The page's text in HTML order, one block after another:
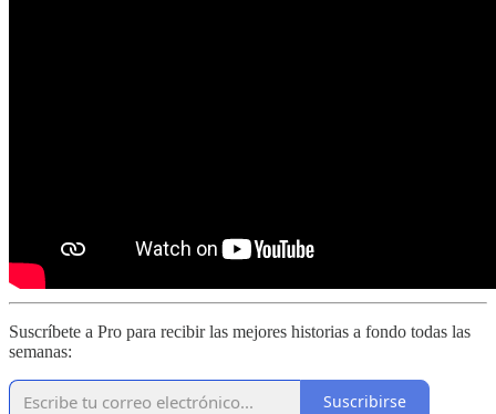
Suscríbete a Pro para recibir las mejores historias a fondo todas las
semanas:
Suscribirse